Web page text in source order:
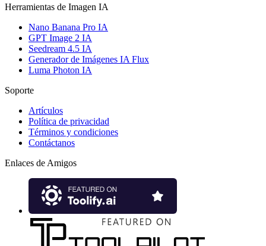
Herramientas de Imagen IA
Nano Banana Pro IA
GPT Image 2 IA
Seedream 4.5 IA
Generador de Imágenes IA Flux
Luma Photon IA
Soporte
Artículos
Política de privacidad
Términos y condiciones
Contáctanos
Enlaces de Amigos